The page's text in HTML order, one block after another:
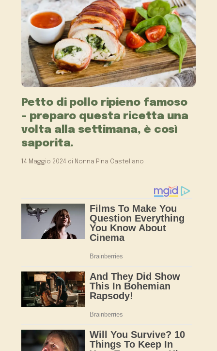
Petto di pollo ripieno famoso
– preparo questa ricetta una
volta alla settimana, è così
saporita.
14 Maggio 2024 di Nonna Pina Castellano